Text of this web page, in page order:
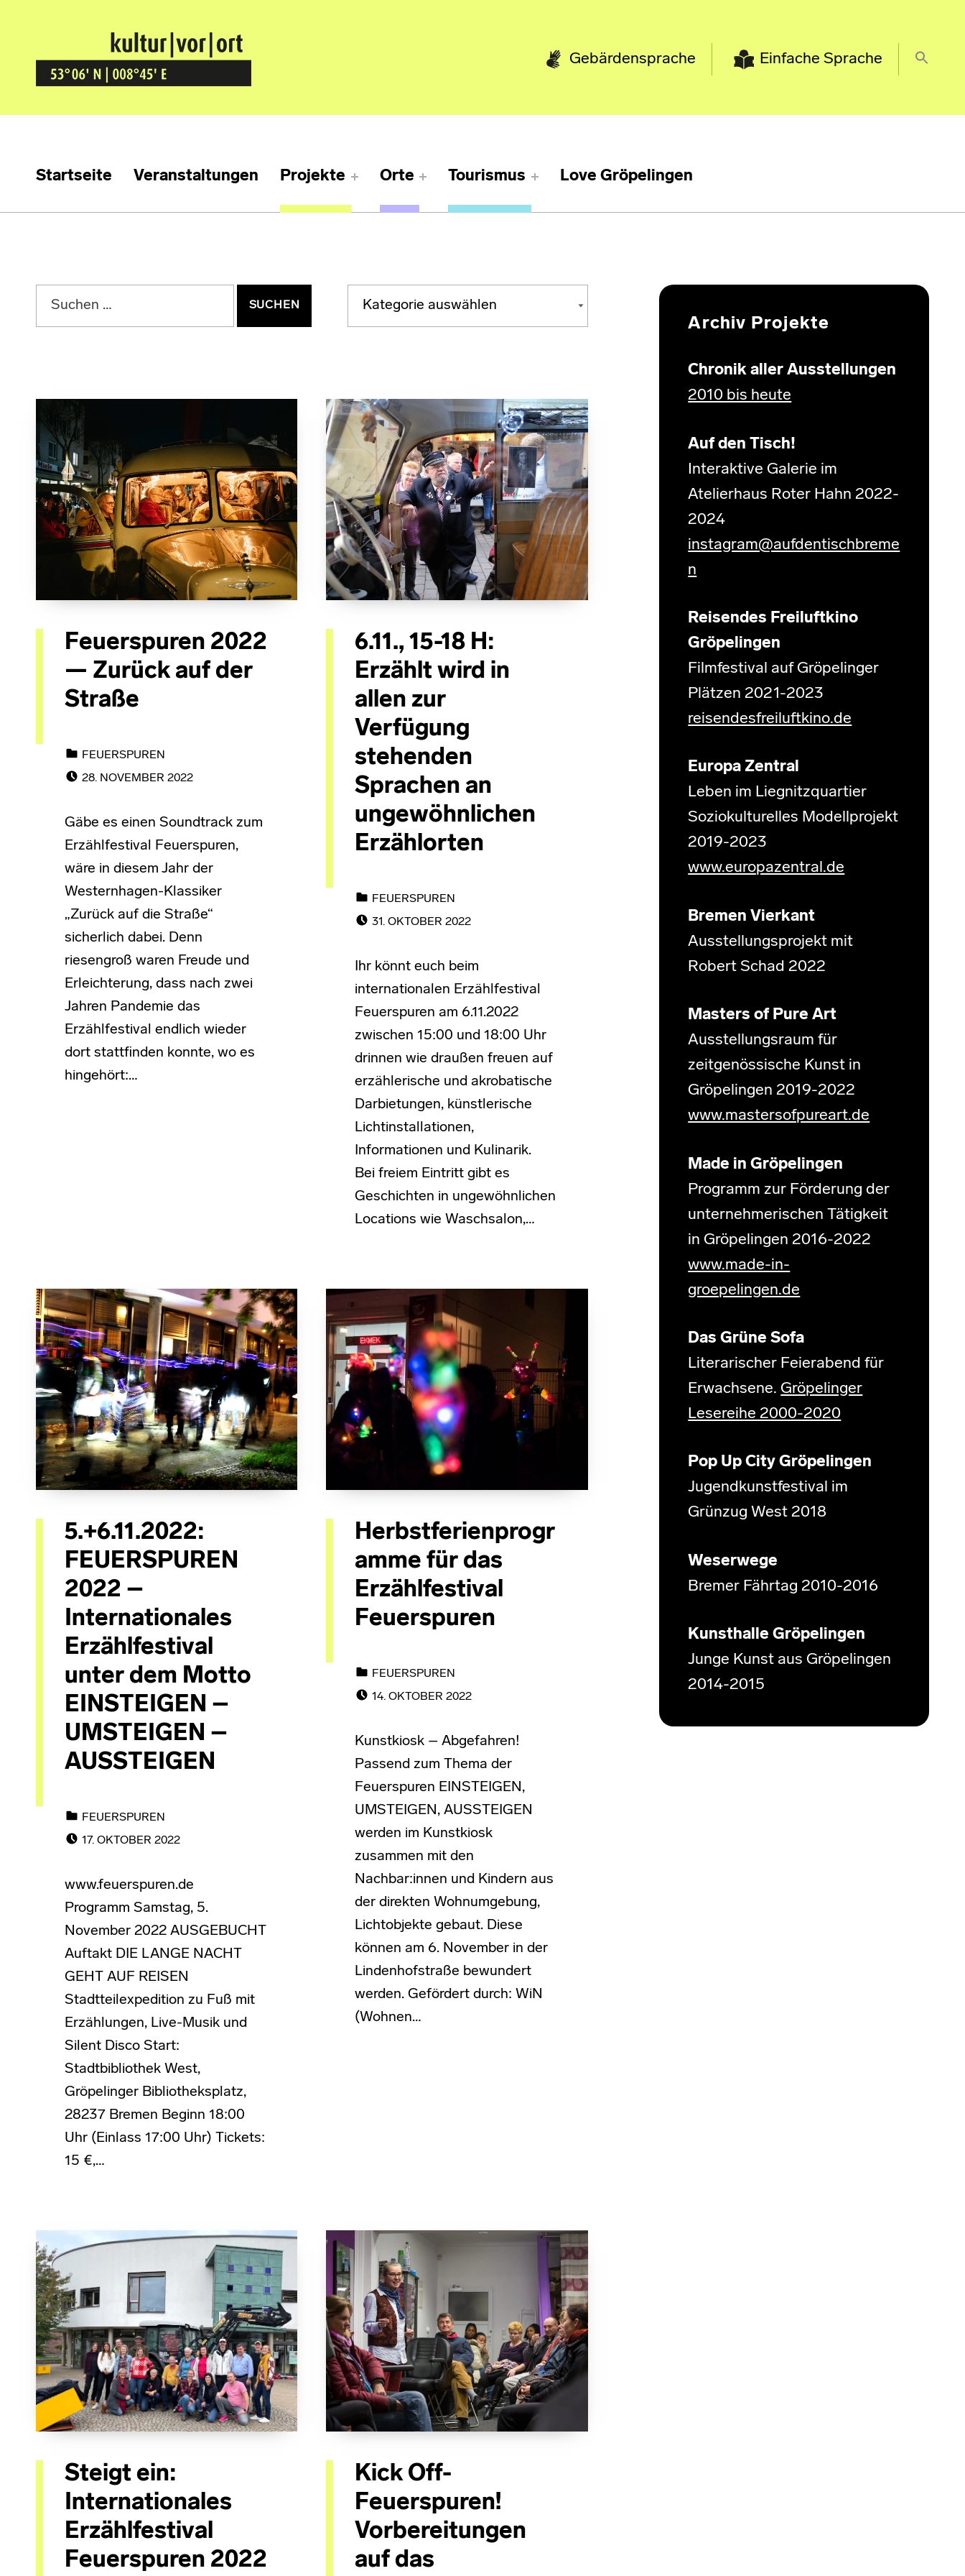
Kultur Vor Ort
BREMEN GRÖPELINGEN Gebärdensprache Einfache Sprache
Startseite Veranstaltungen Projekte Orte Tourismus Love Gröpelingen
Suchen nach:
KATEGORIEN
Kategorien
Feuerspuren 2022
— Zurück auf der
Straße
FEUERSPUREN
28. NOVEMBER 2022
Gäbe es einen Soundtrack zum
Erzählfestival Feuerspuren,
wäre in diesem Jahr der
Westernhagen-Klassiker
„Zurück auf die Straße“
sicherlich dabei. Denn
riesengroß waren Freude und
Erleichterung, dass nach zwei
Jahren Pandemie das
Erzählfestival endlich wieder
dort stattfinden konnte, wo es
hingehört:…
6.11., 15-18 H:
Erzählt wird in
allen zur
Verfügung
stehenden
Sprachen an
ungewöhnlichen
Erzählorten
FEUERSPUREN
31. OKTOBER 2022
Ihr könnt euch beim
internationalen Erzählfestival
Feuerspuren am 6.11.2022
zwischen 15:00 und 18:00 Uhr
drinnen wie draußen freuen auf
erzählerische und akrobatische
Darbietungen, künstlerische
Lichtinstallationen,
Informationen und Kulinarik.
Bei freiem Eintritt gibt es
Geschichten in ungewöhnlichen
Locations wie Waschsalon,…
5.+6.11.2022:
FEUERSPUREN
2022 –
Internationales
Erzählfestival
unter dem Motto
EINSTEIGEN –
UMSTEIGEN –
AUSSTEIGEN
FEUERSPUREN
17. OKTOBER 2022
www.feuerspuren.de
Programm Samstag, 5.
November 2022 AUSGEBUCHT
Auftakt DIE LANGE NACHT
GEHT AUF REISEN
Stadtteilexpedition zu Fuß mit
Erzählungen, Live-Musik und
Silent Disco Start:
Stadtbibliothek West,
Gröpelinger Bibliotheksplatz,
28237 Bremen Beginn 18:00
Uhr (Einlass 17:00 Uhr) Tickets:
15 €,…
Herbstferienprogr
amme für das
Erzählfestival
Feuerspuren
FEUERSPUREN
14. OKTOBER 2022
Kunstkiosk – Abgefahren!
Passend zum Thema der
Feuerspuren EINSTEIGEN,
UMSTEIGEN, AUSSTEIGEN
werden im Kunstkiosk
zusammen mit den
Nachbar:innen und Kindern aus
der direkten Wohnumgebung,
Lichtobjekte gebaut. Diese
können am 6. November in der
Lindenhofstraße bewundert
werden. Gefördert durch: WiN
(Wohnen…
Steigt ein:
Internationales
Erzählfestival
Feuerspuren 2022
Kick Off-
Feuerspuren!
Vorbereitungen
auf das
Archiv Projekte
Chronik aller Ausstellungen
2010 bis heute
Auf den Tisch!
Interaktive Galerie im
Atelierhaus Roter Hahn 2022-
2024
instagram@aufdentischbreme
n
Reisendes Freiluftkino
Gröpelingen
Filmfestival auf Gröpelinger
Plätzen 2021-2023
reisendesfreiluftkino.de
Europa Zentral
Leben im Liegnitzquartier
Soziokulturelles Modellprojekt
2019-2023
www.europazentral.de
Bremen Vierkant
Ausstellungsprojekt mit
Robert Schad 2022
Masters of Pure Art
Ausstellungsraum für
zeitgenössische Kunst in
Gröpelingen 2019-2022
www.mastersofpureart.de
Made in Gröpelingen
Programm zur Förderung der
unternehmerischen Tätigkeit
in Gröpelingen 2016-2022
www.made-in-
groepelingen.de
Das Grüne Sofa
Literarischer Feierabend für
Erwachsene. Gröpelinger
Lesereihe 2000-2020
Pop Up City Gröpelingen
Jugendkunstfestival im
Grünzug West 2018
Weserwege
Bremer Fährtag 2010-2016
Kunsthalle Gröpelingen
Junge Kunst aus Gröpelingen
2014-2015